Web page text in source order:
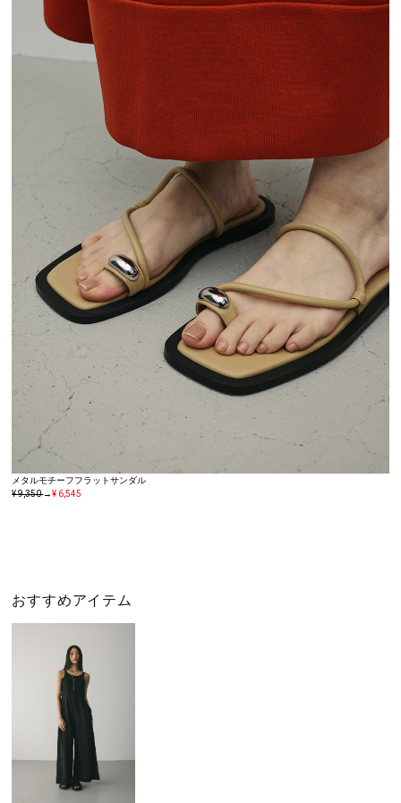
メタルモチーフフラットサンダル
¥ 9,350→¥ 6,545
おすすめアイテム